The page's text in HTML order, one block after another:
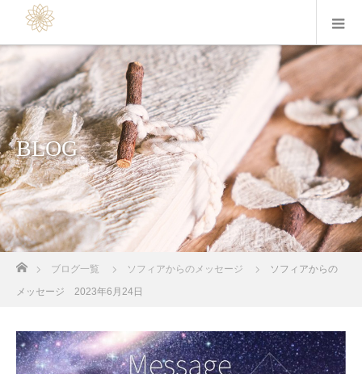
BLOG
ブログ一覧 ソフィアからのメッセージ
ソフィアからの
メッセージ 2023年6月24日